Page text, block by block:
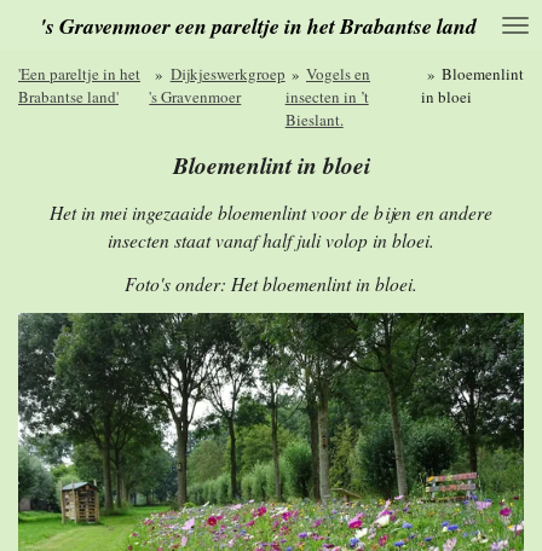
naar
de
's Gravenmoer een pareltje in het Brabantse land
'Een pareltje in het
Brabantse land'
» Dijkjeswerkgroep
's Gravenmoer
» Vogels en
insecten in ’t
Bieslant.
» Bloemenlint
in bloei
Bloemenlint in bloei
Het in mei ingezaaide bloemenlint voor de bijen en andere
insecten staat vanaf half juli volop in bloei.
Foto's onder: Het bloemenlint in bloei.